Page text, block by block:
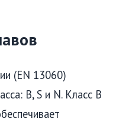
(EN 13060)
B, S и N. Класс B